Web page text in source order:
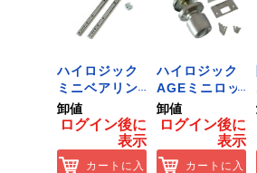
●適応流体：圧縮空気(低圧用)。
●最高使用圧力：1.0MPa未満。
ハイロジック
ミニベアリン
グタイプ 310
ミリ 72958
Hardware]
卸値
ログイン後に
表示
カートに入
ハイロジック
AGEミニロッ
ク 360W
[Tools &
Hardware]
卸値
ログイン後に
表示
カートに入